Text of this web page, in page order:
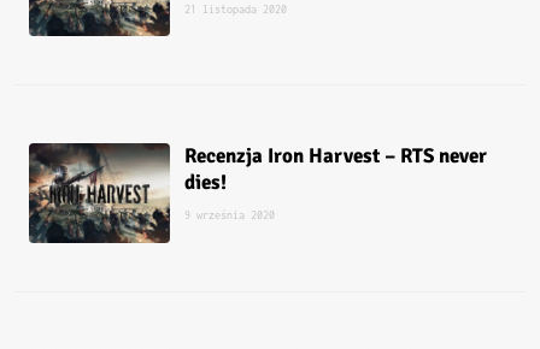
21 listopada 2020
Recenzja Iron Harvest – RTS never
dies!
9 września 2020